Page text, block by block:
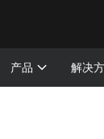
产品 解决